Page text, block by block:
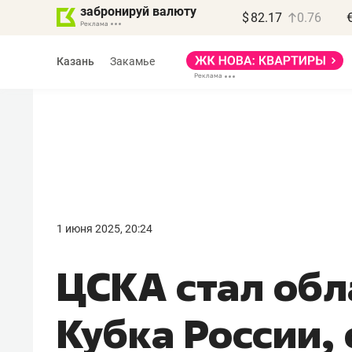
забронируй валюту $ 82.17 0.76
Казань Закамье
1 июня 2025, 20:24
ЦСКА стал
Кубка России,
правил, бизнес может
потерять минимум
полгода»